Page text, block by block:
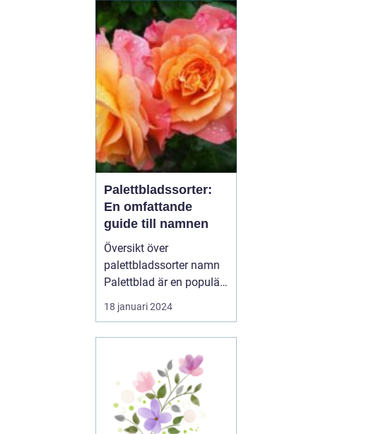
Palettbladssorter:
En omfattande
guide till namnen
Översikt över
palettbladssorter namn
Palettblad är en populär
krukväxt som blivit allt
mer eftertraktad de
många olika mönster
gör den till en favorit
bland både nybörjare
och erfarna
18 januari 2024